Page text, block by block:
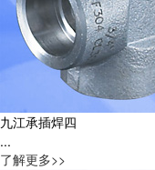
九江承插焊四
...
了解更多>>